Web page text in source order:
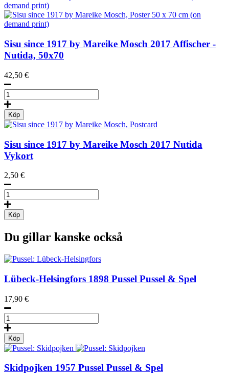
Sisu since 1917 by Mareike Mosch 2017 Affischer -
Nutida, 50x70
42,50 €
Sisu
since
1917
by
Mareike
Mosch,
Poster
50
70
cm
(on
demand
print)
mängd
Köp
Sisu since 1917 by Mareike Mosch 2017 Nutida
Vykort
2,50 €
Sisu
since
1917
by
Mosch,
mängd
Köp
Du gillar kanske också
Lübeck-Helsingfors 1898 Pussel Pussel & Spel
17,90 €
Pussel:
Lübeck-
Helsingfors
mängd
Köp
Skidpojken 1957 Pussel Pussel & Spel